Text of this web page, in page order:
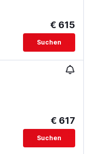
€ 615
Suchen
€ 617
Suchen